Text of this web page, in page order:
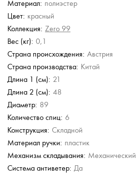
Зонт-трость
4 554 руб.
7 590 руб.
Зонт-трость
4 554 руб.
7 590 руб.
Материал: полиэстер
Цвет: красный
Коллекция: Zero 99
Вес (кг): 0,1
Страна происхождения: Австрия
Страна производства: Китай
Длина 1 (см): 21
Длина 2 (см): 48
Диаметр: 89
Количество спиц: 6
Конструкция: Складной
Материал ручки: пластик
Механизм складывания: Механический
Система антиветер: Да